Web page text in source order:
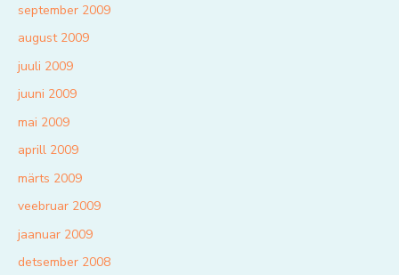
september 2009
august 2009
juuli 2009
juuni 2009
mai 2009
aprill 2009
märts 2009
veebruar 2009
jaanuar 2009
detsember 2008